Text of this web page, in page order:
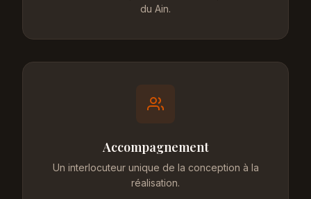
du Ain.
Accompagnement
Un interlocuteur unique de la conception à la
réalisation.